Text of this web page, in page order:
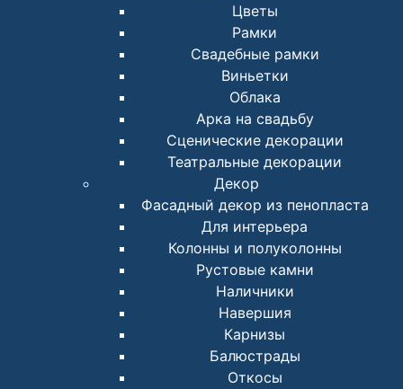
Цветы
Рамки
Свадебные рамки
Виньетки
Облака
Арка на свадьбу
Сценические декорации
Театральные декорации
Декор
Фасадный декор из пенопласта
Для интерьера
Колонны и полуколонны
Рустовые камни
Наличники
Навершия
Карнизы
Балюстрады
Откосы